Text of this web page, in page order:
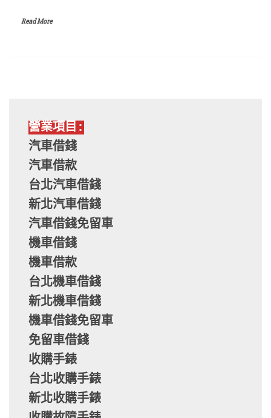
Read More
營業項目:
汽車借錢
汽車借款
台北汽車借錢
新北汽車借錢
汽車借錢免留車
機車借錢
機車借款
台北機車借錢
新北機車借錢
機車借錢免留車
免留車借錢
收購手錶
台北收購手錶
新北收購手錶